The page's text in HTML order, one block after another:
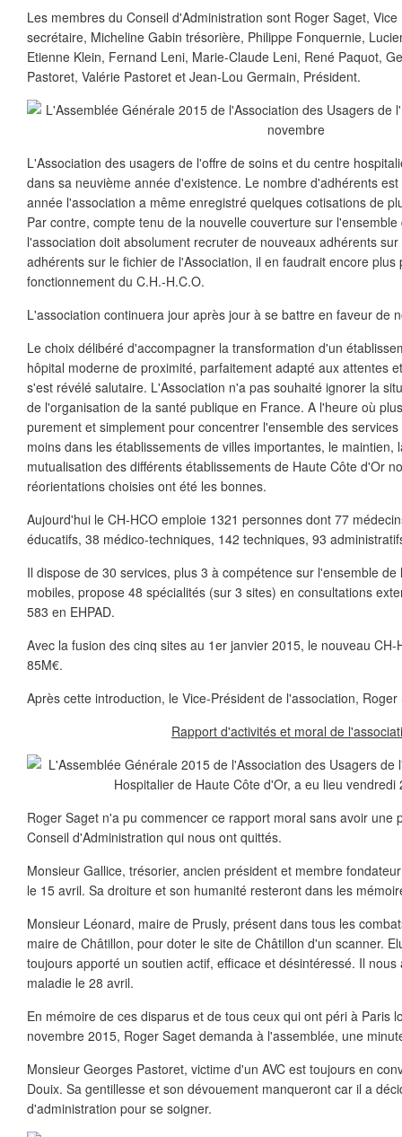
Les membres du Conseil d'Administration sont Roger Saget,
secrétaire, Micheline Gabin trésorière, Philippe Fonquernie,
Etienne Klein, Fernand Leni, Marie-Claude Leni, René Paquot,
Pastoret, Valérie Pastoret et Jean-Lou Germain, Président.
L'Association des usagers de l'offre de soins et du centre
dans sa neuvième année d'existence. Le nombre d'adhérents
année l'association a même enregistré quelques cotisations de
Par contre, compte tenu de la nouvelle couverture sur
l'association doit absolument recruter de nouveaux adhérents
adhérents sur le fichier de l'Association, il en faudrait encore
fonctionnement du C.H.-H.C.O.
L'association continuera jour après jour à se battre en faveur de
Le choix délibéré d'accompagner la transformation d'un
hôpital moderne de proximité, parfaitement adapté aux attentes
s'est révélé salutaire. L'Association n'a pas souhaité ignorer la
de l'organisation de la santé publique en France. A l'heure où
purement et simplement pour concentrer l'ensemble des
moins dans les établissements de villes importantes, le maintien,
mutualisation des différents établissements de Haute Côte d'Or
réorientations choisies ont été les bonnes.
Aujourd'hui le CH-HCO emploie 1321 personnes dont 77
éducatifs, 38 médico-techniques, 142 techniques, 93
Il dispose de 30 services, plus 3 à compétence sur l'ensemble
mobiles, propose 48 spécialités (sur 3 sites) en consultations
583 en EHPAD.
Avec la fusion des cinq sites au 1er janvier 2015, le nouveau
85M€.
Après cette introduction, le Vice-Président de l'association,
Rapport d'activités et moral de
Roger Saget n'a pu commencer ce rapport moral sans avoir une
Conseil d'Administration qui nous ont quittés.
Monsieur Gallice, trésorier, ancien président et membre
le 15 avril. Sa droiture et son humanité resteront dans les
Monsieur Léonard, maire de Prusly, présent dans tous les
maire de Châtillon, pour doter le site de Châtillon d'un scanner.
toujours apporté un soutien actif, efficace et désintéressé. Il
maladie le 28 avril.
En mémoire de ces disparus et de tous ceux qui ont péri à Paris
novembre 2015, Roger Saget demanda à l'assemblée, une
Monsieur Georges Pastoret, victime d'un AVC est toujours en
Douix. Sa gentillesse et son dévouement manqueront car il a
d'administration pour se soigner.